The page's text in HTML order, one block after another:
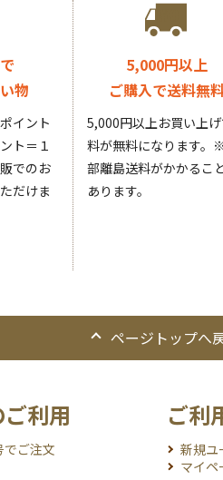
物
イント
ト＝１
でのお
だけま
5,000円以上
ご購入で送料無
5,000円以上お買い上
料が無料になります。
部離島送料がかかるこ
あります。
ページトップへ
利用
でご注文
ご利
新規ユ
マイペ